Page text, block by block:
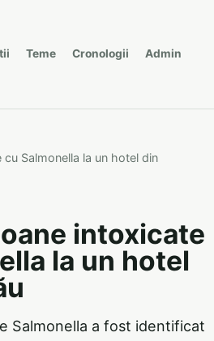
Teme Cronologii Admin
Salmonella la un hotel din
intoxicate
la un hotel
Salmonella a fost identificat